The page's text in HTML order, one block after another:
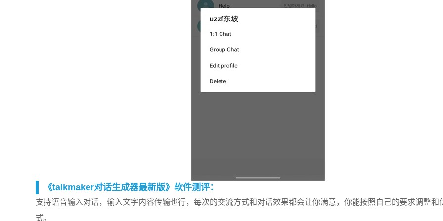
《talkmaker对话生成器最新版》软件测评：
支持语音输入对话，输入文字内容传输也行，每次的交流方式和对话效果都会让你满意，你能按照自己的要求调整和
式。